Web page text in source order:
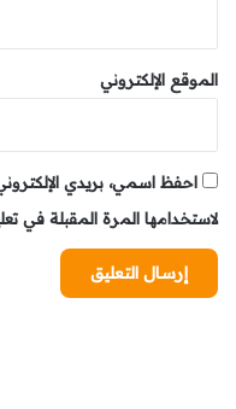
وبالمناسبة ندعوا الله
اجمعين ويحمي مؤسستنا
فالله حسبنا ونعم الوكيل.
وصلى الله وسلم وبارك على
الصادق الأمين وعلى آله
إلى يوم الدين وعنا معهم
الموقع الإلكتروني
احفظ اسمي، بريدي
لاستخدامها المرة المقبلة في